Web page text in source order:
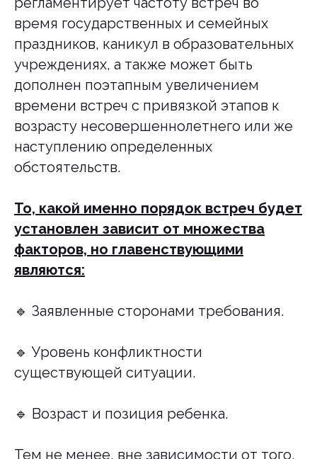
время государственных и семейных
праздников, каникул в образовательных
учреждениях, а также может быть
дополнен поэтапным увеличением
времени встреч с привязкой этапов к
возрасту несовершеннолетнего или же
наступлению определенных
обстоятельств.
То, какой именно порядок встреч будет
установлен зависит от множества
факторов, но главенствующими
являются:
🔹 Заявленные сторонами требования.
🔹 Уровень конфликтности
существующей ситуации.
🔹 Возраст и позиция ребенка.
Тем не менее, вне зависимости от того,